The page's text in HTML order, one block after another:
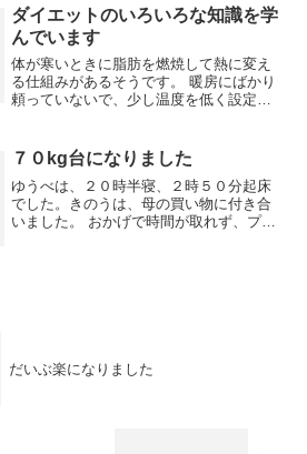
ーンを食べないと思っていましたが、キ
ャラメルポップコーンのＬ...
ダイエットのいろいろな知識を学
んでいます
体が寒いときに脂肪を燃焼して熱に変え
る仕組みがあるそうです。 暖房にばかり
頼っていないで、少し温度を低く設定し
５．０ｋｇ （前日比：－０．８ｋ
ｇ） 体脂肪率 ２４．０％...
７０kg台になりました
ゆうべは、２０時半寝、２時５０分起床
でした。きのうは、母の買い物に付き合
いました。 おかげで時間が取れず、プー
だいぶ楽になりました